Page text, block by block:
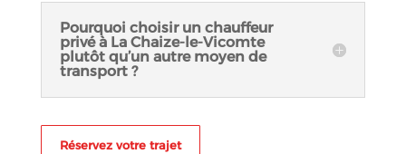
Pourquoi choisir un chauffeur
privé à La Chaize-le-Vicomte
plutôt qu’un autre moyen de
transport ?
Réservez votre trajet